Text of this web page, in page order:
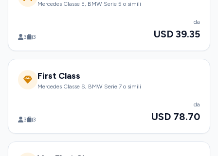
Mercedes Classe E, BMW Serie 5 o simili
3 3
da
USD 39.35
First Class
Mercedes Classe S, BMW Serie 7 o simili
3 3
da
USD 78.70